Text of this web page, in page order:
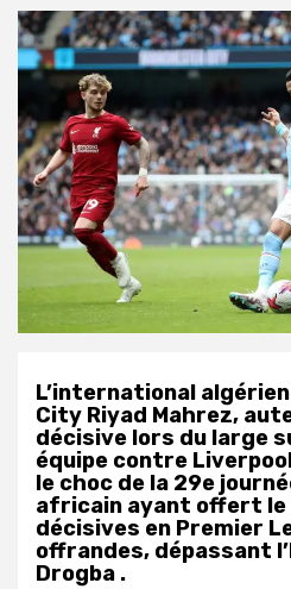
L’international
City Riyad Mahrez,
décisive lors du large
équipe contre
le choc de la 29e
africain ayant offert le
décisives en Premier
offrandes, dépassant
Drogba .